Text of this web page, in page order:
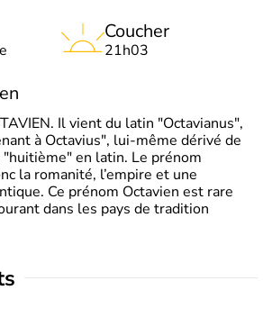
Coucher
21h03
Il vient du latin "Octavianus",
à Octavius", lui-même dérivé de
en latin. Le prénom
la romanité, l’empire et une
Ce prénom Octavien est rare
dans les pays de tradition